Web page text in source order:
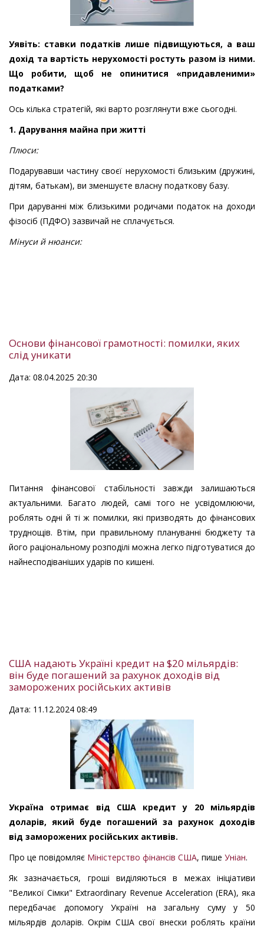
Уявіть: ставки податків лише підвищуються, а ваш
дохід та вартість нерухомості ростуть разом із ними.
Що робити, щоб не опинитися «придавленими»
податками?
Ось кілька стратегій, які варто розглянути вже сьогодні.
1. Дарування майна при житті
Плюси:
Подарувавши частину своєї нерухомості близьким (дружині,
дітям, батькам), ви зменшуєте власну податкову базу.
При даруванні між близькими родичами податок на доходи
фізосіб (ПДФО) зазвичай не сплачується.
Мінуси й нюанси:
Основи фінансової грамотності: помилки, яких
слід уникати
Дата: 08.04.2025 20:30
Питання фінансової стабільності завжди залишаються
актуальними. Багато людей, самі того не усвідомлюючи,
роблять одні й ті ж помилки, які призводять до фінансових
труднощів. Втім, при правильному плануванні бюджету та
його раціональному розподілі можна легко підготуватися до
найнесподіваніших ударів по кишені.
США надають Україні кредит на $20 мільярдів:
він буде погашений за рахунок доходів від
заморожених російських активів
Дата: 11.12.2024 08:49
Україна отримає від США кредит у 20 мільярдів
доларів, який буде погашений за рахунок доходів
від заморожених російських активів.
Про це повідомляє Міністерство фінансів США, пише Уніан.
Як зазначається, гроші виділяються в межах ініціативи
"Великої Сімки" Extraordinary Revenue Acceleration (ERA), яка
передбачає допомогу Україні на загальну суму у 50
мільярдів доларів. Окрім США свої внески роблять країни